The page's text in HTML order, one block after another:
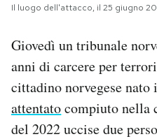
SHOP
CALENDARIO
AREA PERSONALE
Area Personale
Il luogo dell'attacco, il 25 giugno
Giovedì un tribunale
anni di carcere per
cittadino norvegese nato
attentatocompiuto nella
del 2022 uccise due